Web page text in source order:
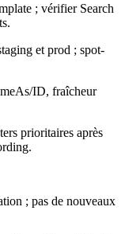
; vérifier Search
et prod ; spot-
ID, fraîcheur
prioritaires après
; pas de nouveaux